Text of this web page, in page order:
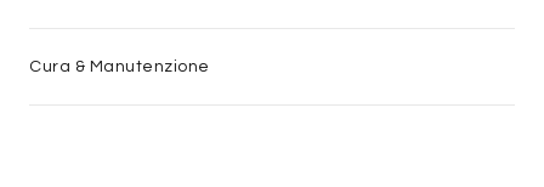
Cura & Manutenzione